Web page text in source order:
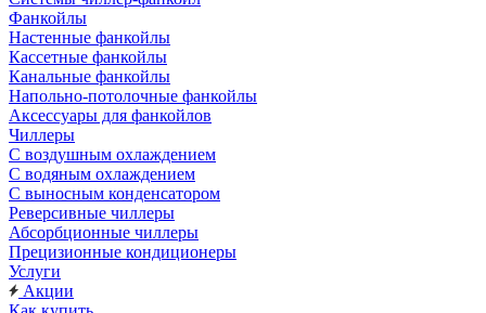
Фанкойлы
Настенные фанкойлы
Кассетные фанкойлы
Канальные фанкойлы
Напольно-потолочные фанкойлы
Аксессуары для фанкойлов
Чиллеры
С воздушным охлаждением
С водяным охлаждением
С выносным конденсатором
Реверсивные чиллеры
Абсорбционные чиллеры
Прецизионные кондиционеры
Услуги
Акции